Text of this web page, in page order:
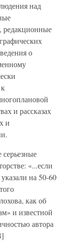
над
редакционные
о
и рассказах
и
«...если
на 50-60
как об
и известной
автора